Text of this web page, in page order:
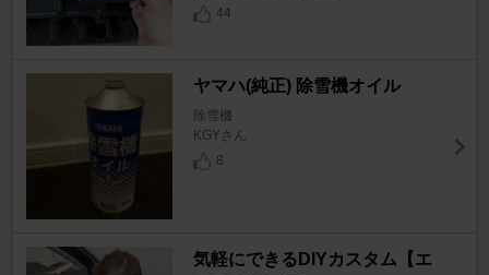
44
ヤマハ(純正) 除雪機オイル
除雪機
KGYさん
8
気軽にできるDIYカスタム【エ